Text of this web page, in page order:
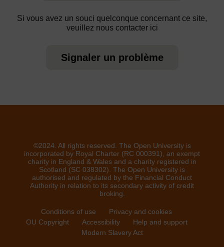
Si vous avez un souci quelconque concernant ce site,
veuillez nous contacter ici
Signaler un problème
©2024. All rights reserved. The Open University is
incorporated by Royal Charter (RC 000391), an exempt
charity in England & Wales and a charity registered in
Scotland (SC 038302). The Open University is
authorised and regulated by the Financial Conduct
Authority in relation to its secondary activity of credit
broking.
Conditions of use
Privacy and cookies
OU Copyright
Accessibility
Help and support
Modern Slavery Act